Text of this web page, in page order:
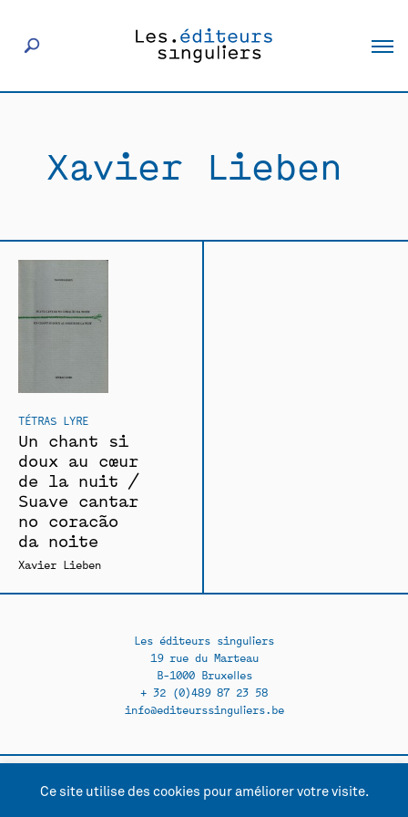
Éditeurs
Actualités
Xavier Lieben
TÉTRAS LYRE
Un chant si
doux au coeur
de la nuit /
Suave cantar
no coracão
da noite
Xavier Lieben
Les éditeurs singuliers
19 rue du Marteau
B-1000 Bruxelles
+ 32 (0)489 87 23 58
info@editeurssinguliers.be
Facebook →
Instagram →
Ce site utilise des cookies pour améliorer votre visite.